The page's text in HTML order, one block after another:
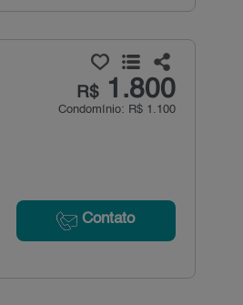
R$1.800
Condomínio: R$ 1.100
Contato